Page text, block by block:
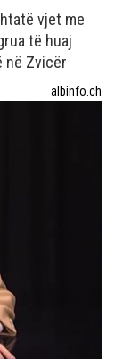
vjet me
të huaj
në Zvicër
albinfo.ch